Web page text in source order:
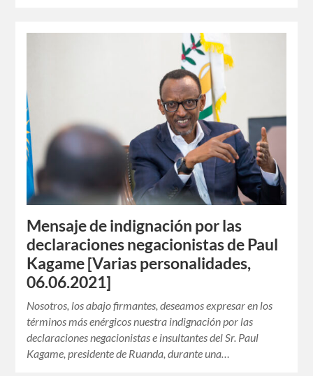
Mensaje de indignación por las
declaraciones negacionistas de Paul
Kagame [Varias personalidades,
06.06.2021]
Nosotros, los abajo firmantes, deseamos expresar en los
términos más enérgicos nuestra indignación por las
declaraciones negacionistas e insultantes del Sr. Paul
Kagame, presidente de Ruanda, durante una…